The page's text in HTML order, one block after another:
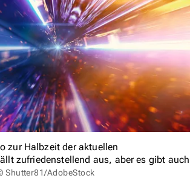
zur Halbzeit der aktuellen
zufriedenstellend aus, aber es gibt auch
Shutter81/AdobeStock